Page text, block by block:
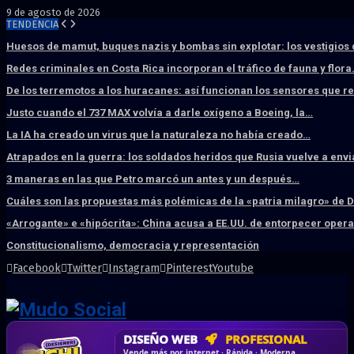
9 de agosto de 2026
TENDENCIA
Huesos de mamut, buques nazis y bombas sin explotar: los vestigios
Redes criminales en Costa Rica incorporan el tráfico de fauna y
De los terremotos a los huracanes: así funcionan los sensores que
Justo cuando el 737 MAX volvía a darle oxígeno a Boeing, la…
La IA ha creado un virus que la naturaleza no había creado…
Atrapados en la guerra: los soldados heridos que Rusia vuelve a
3 maneras en las que Petro marcó un antes y un después…
Cuáles son las propuestas más polémicas de la «patria milagro» de
«Arrogante» e «hipócrita»: China acusa a EE.UU. de entorpecer
Constitucionalismo, democracia y representación
Facebook Twitter Instagram PinterestYoutube
HOSTING SSD SÚPER RÁPIDO
DISEÑO WEB PROFESIONAL
CRM & DASHBOARD A MEDIDA
CORREO CORPORATIVO